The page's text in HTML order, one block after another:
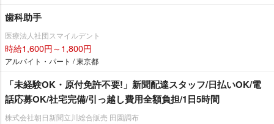
歯科助手
医療法人社団スマイルデント
時給1,600円～1,800円
アルバイト・パート / 東京都
「未経験OK・原付免許不要!」新聞配達スタッフ/日払いOK/電
話応募OK/社宅完備/引っ越し費用全額負担/1日5時間
株式会社朝日新聞立川総合販売 田園調布